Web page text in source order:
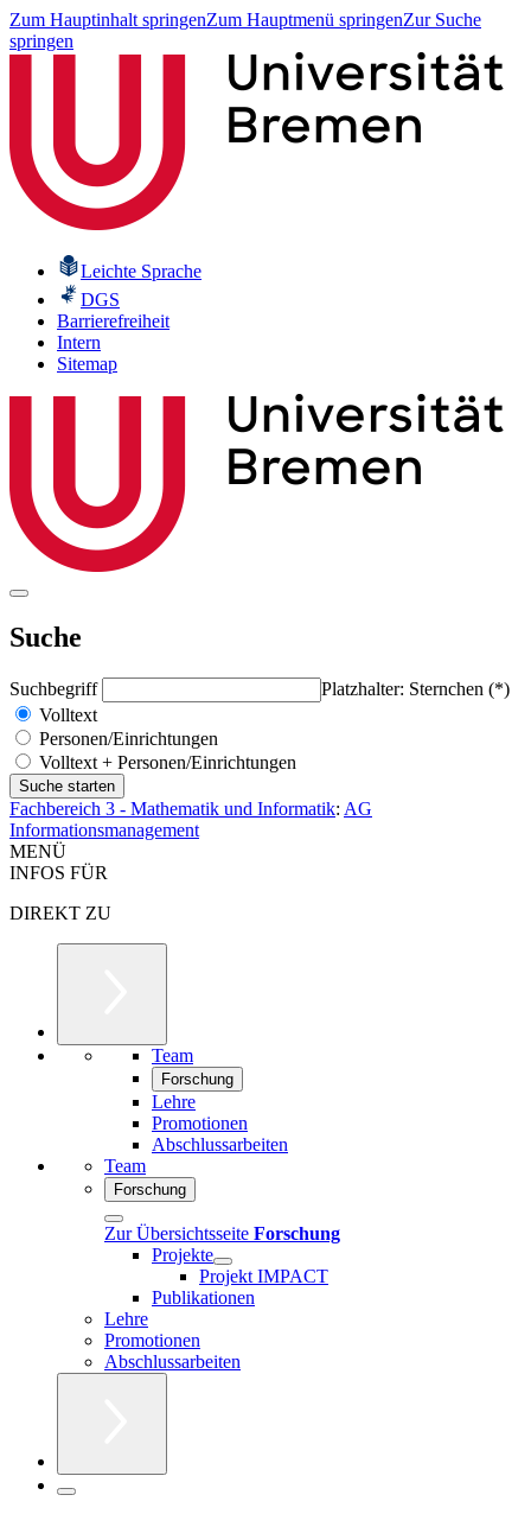
Zum Hauptinhalt springenZum Hauptmenü springenZur Suche
springen
Leichte Sprache
DGS
Barrierefreiheit
Intern
Sitemap
Suche
Suchbegriff
Platzhalter: Sternchen (*)
Volltext
Personen/Einrichtungen
Volltext + Personen/Einrichtungen
Fachbereich 3 - Mathematik und Informatik: AG
Informationsmanagement
MENÜ
INFOS FÜR
DIREKT ZU
Team
Forschung
Lehre
Promotionen
Abschlussarbeiten
Team
Forschung
Zur Übersichtsseite Forschung
Projekte
Projekt IMPACT
Publikationen
Lehre
Promotionen
Abschlussarbeiten